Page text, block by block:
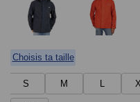
Choisis ta taille
S M XL